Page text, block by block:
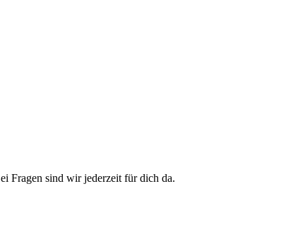
Fragen sind wir jederzeit für dich da.